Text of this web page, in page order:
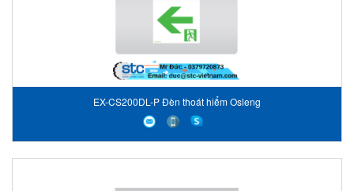
EX-CS200DL-P Đèn thoát hiểm Osleng